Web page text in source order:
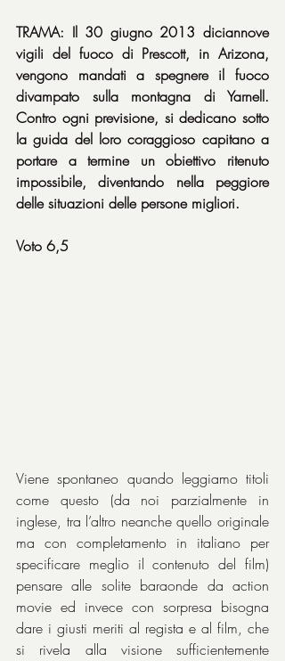
TRAMA: Il 30 giugno 2013 diciannove
vigili del fuoco di Prescott, in Arizona,
vengono mandati a spegnere il fuoco
divampato sulla montagna di Yarnell.
Contro ogni previsione, si dedicano sotto
la guida del loro coraggioso capitano a
portare a termine un obiettivo ritenuto
impossibile, diventando nella peggiore
delle situazioni delle persone migliori.
Voto 6,5
Viene spontaneo quando leggiamo titoli
come questo (da noi parzialmente in
inglese, tra l’altro neanche quello originale
ma con completamento in italiano per
specificare meglio il contenuto del film)
pensare alle solite baraonde da action
movie ed invece con sorpresa bisogna
dare i giusti meriti al regista e al film, che
si rivela alla visione sufficientemente